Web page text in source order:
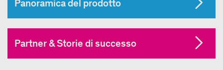
Panoramica del prodotto
Partner & Storie di successo